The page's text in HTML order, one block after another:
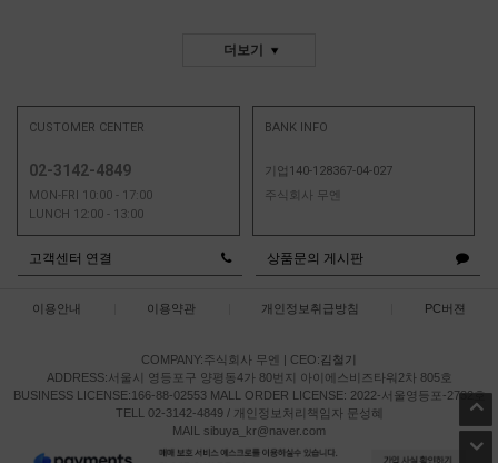
더보기
CUSTOMER CENTER
02-3142-4849
MON-FRI 10:00 - 17:00
LUNCH 12:00 - 13:00
BANK INFO
기업140-128367-04-027
주식회사 무엔
고객센터 연결 상품문의 게시판
이용안내 이용약관 개인정보취급방침 PC버젼
COMPANY:주식회사 무엔 | CEO:김철기
ADDRESS:서울시 영등포구 양평동4가 80번지 아이에스비즈타워2차 805호
BUSINESS LICENSE:166-88-02553 MALL ORDER LICENSE: 2022-서울영등포-2732호
TELL 02-3142-4849 / 개인정보처리책임자 문성혜
MAIL sibuya_kr@naver.com